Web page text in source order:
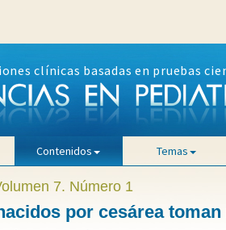
clínicas basadas en pruebas
Contenidos Temas
7. Número 1
por cesárea